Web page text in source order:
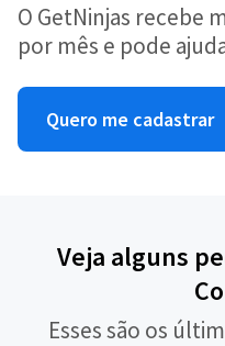
O GetNinjas recebe
por mês e pode
Quero me cadastrar
Veja alguns
Esses são os